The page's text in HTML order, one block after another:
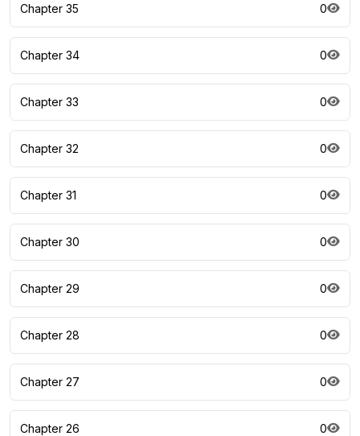
Chapter 35 0
Chapter 34 0
Chapter 33 0
Chapter 32 0
Chapter 31 0
Chapter 30 0
Chapter 29 0
Chapter 28 0
Chapter 27 0
Chapter 26 0